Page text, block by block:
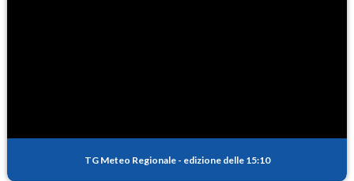
TG Meteo Regionale - edizione delle 15:10